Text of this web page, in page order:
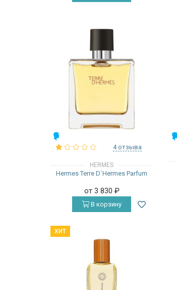
4 отзыва
HERMES
Hermes Terre D`Hermes Parfum
от 3 830 ₽
В корзину
ХИТ